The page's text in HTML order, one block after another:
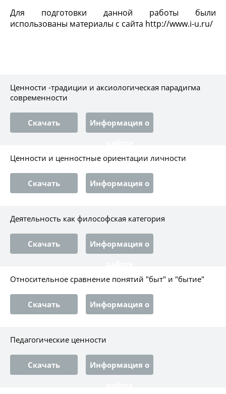
Для подготовки данной работы были
использованы материалы с сайта http://www.i-u.ru/
Ценности -традиции и аксиологическая парадигма
современности
Скачать
Информация о
Ценности и ценностные ориентации личности
Скачать
Информация о
Деятельность как философская категория
Скачать
Информация о
Относительное сравнение понятий "быт" и "бытие"
Скачать
Информация о
Педагогические ценности
Скачать
Информация о